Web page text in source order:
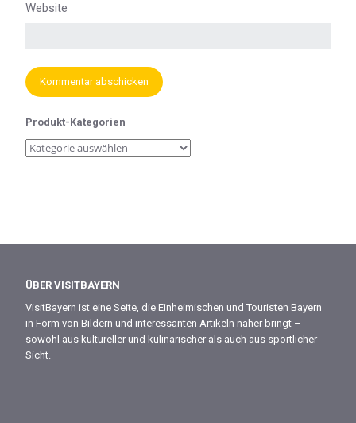
Website
Produkt-Kategorien
ÜBER VISITBAYERN
VisitBayern ist eine Seite, die Einheimischen und Touristen Bayern
in Form von Bildern und interessanten Artikeln näher bringt –
sowohl aus kultureller und kulinarischer als auch aus sportlicher
Sicht.